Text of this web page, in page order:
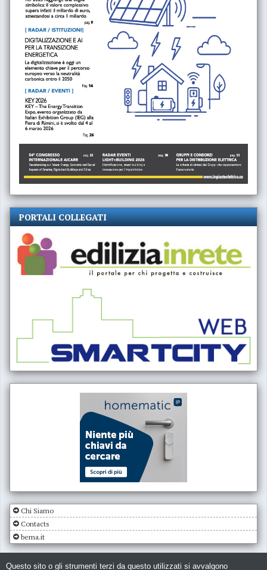
PORTALI COLLEGATI
Chi Siamo
Contacts
bema.it
Questo sito o gli strumenti terzi da questo utilizzati si avvalgono